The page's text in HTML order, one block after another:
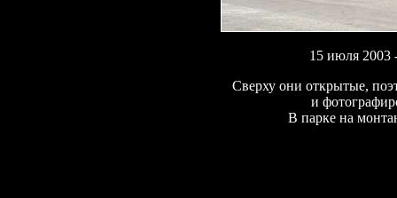
15 июля 2003
Сверху они открытые,
и
В парке на